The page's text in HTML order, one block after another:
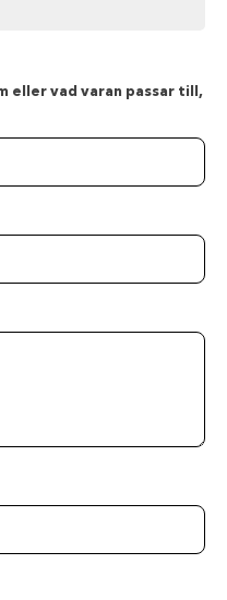
eller vad varan passar till,